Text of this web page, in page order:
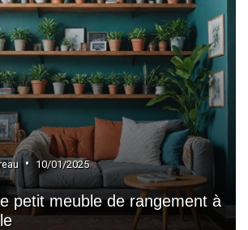
• 10/01/2025
petit meuble de rangement à